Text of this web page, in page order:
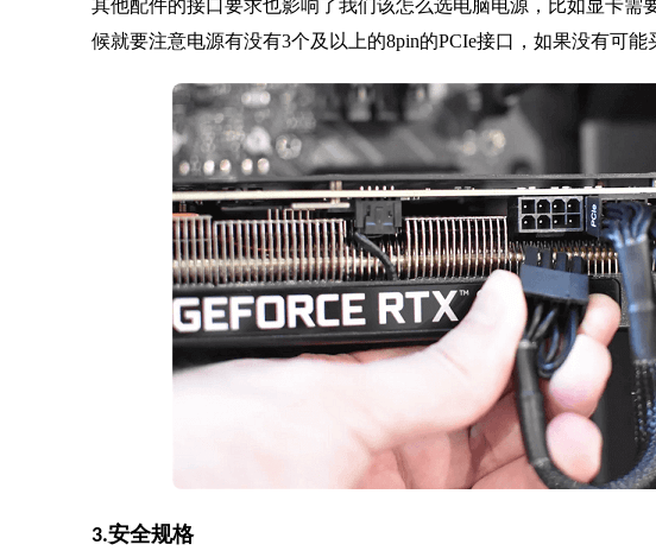
其他配件的接口要求也影响了我们该怎么选电脑电源，比如显卡需
候就要注意电源有没有3个及以上的8pin的PCIe接口，如果没有可能
3.安全规格